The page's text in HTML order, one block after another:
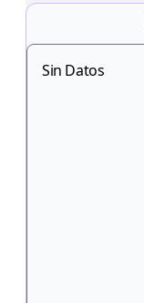
Sin Datos